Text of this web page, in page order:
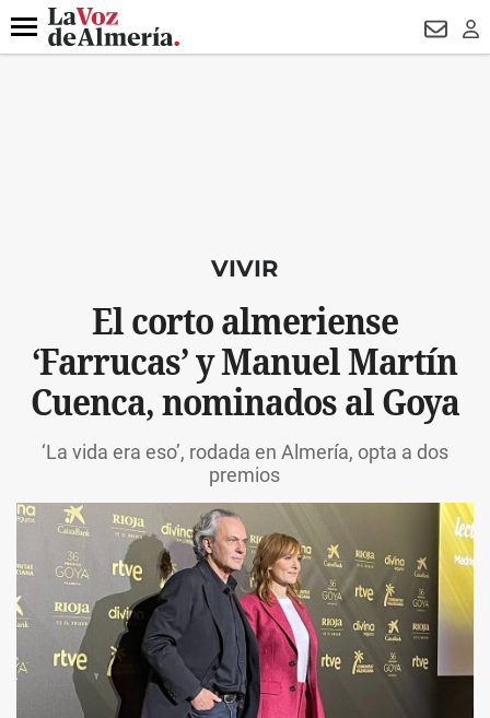
DESTACADO TURISMO
Menú
VIVIR
El corto almeriense
‘Farrucas’ y Manuel Martín
Cuenca, nominados al Goya
‘La vida era eso’, rodada en Almería, opta a dos
premios